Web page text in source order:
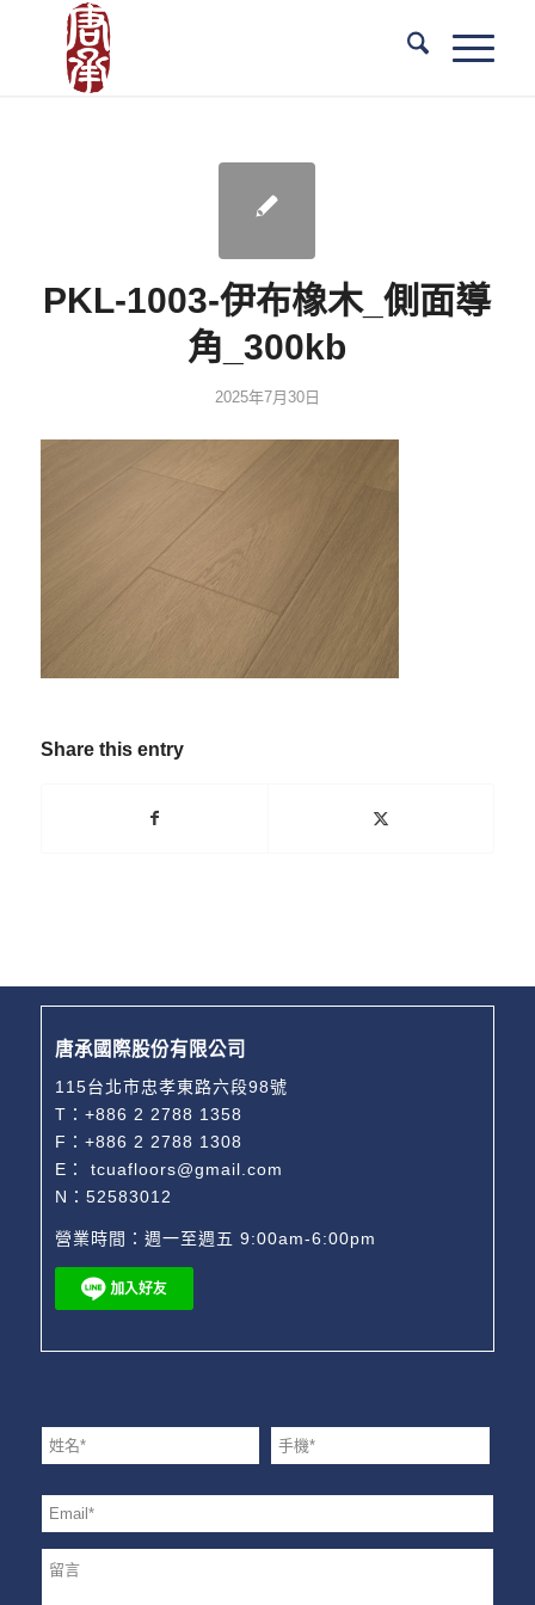
PKL-1003-伊布橡木_側面導
角_300kb
2025年7月30日
Share this entry
唐承國際股份有限公司
115台北市忠孝東路六段98號
T：+886 2 2788 1358
F：+886 2 2788 1308
E：
tcuafloors@gmail.com
N：52583012
營業時間：週一至週五 9:00am-6:00pm